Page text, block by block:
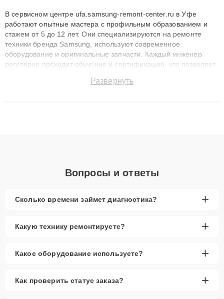
В сервисном центре ufa.samsung-remont-center.ru в Уфе
работают опытные мастера с профильным образованием и
стажем от 5 до 12 лет. Они специализируются на ремонте
техники бренда Samsung, используют современное
оборудование и оригинальные запчасти. Каждый инженер
регулярно проходит обучение и сертификацию, что позволяет
технику с сохранением гарантии до 3 лет. Наши мастера
Развернуть
Вопросы и ответы
Сколько времени займет диагностика? +
Какую технику ремонтируете? +
Какое оборудование используете? +
Как проверить статус заказа? +